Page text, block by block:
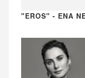
"EROS" - ΈΝΑ